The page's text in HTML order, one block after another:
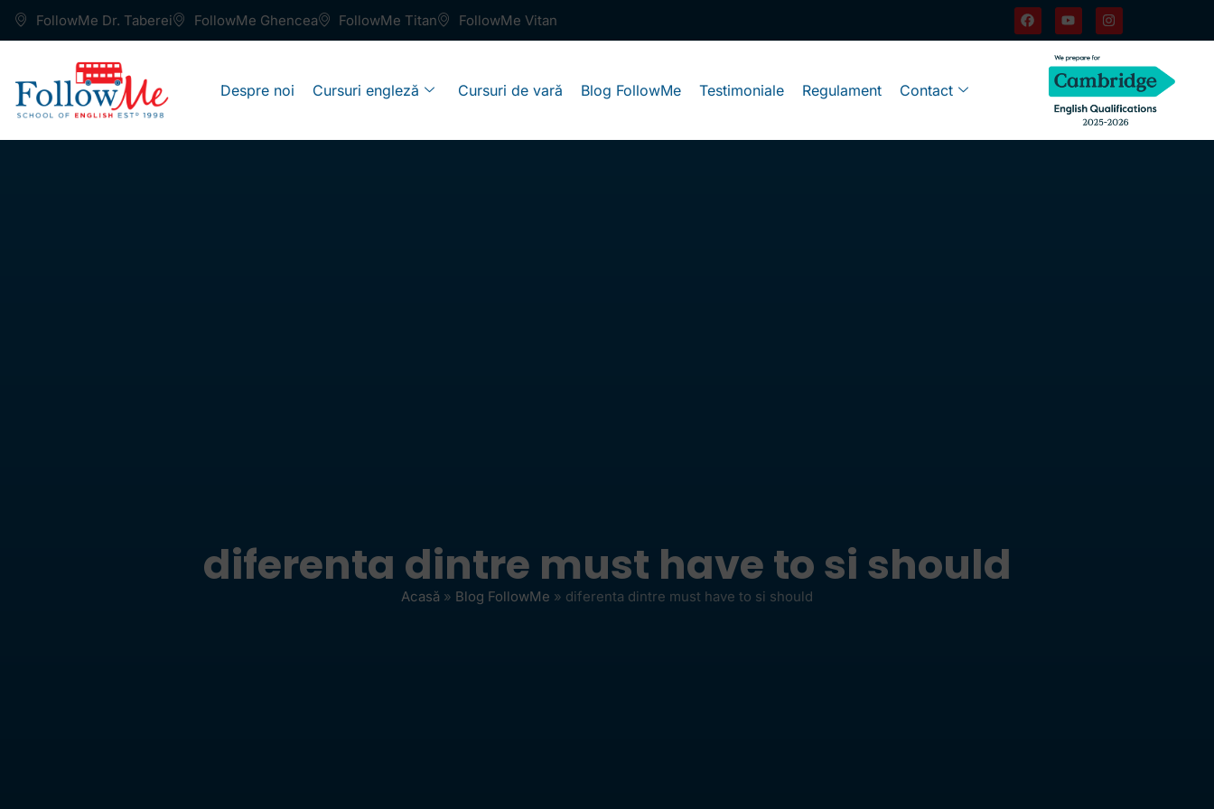
FollowMe Dr. Taberei FollowMe Ghencea FollowMe Titan FollowMe Vitan
Despre noi Cursuri engleză Cursuri de vară Blog FollowMe Testimoniale Regulament Contact
diferenta dintre must have to si should
Acasă » Blog FollowMe » diferenta dintre must have to si should